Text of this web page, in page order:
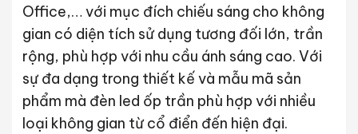
Office,… với mục đích chiếu sáng cho không
gian có diện tích sử dụng tương đối lớn, trần
rộng, phù hợp với nhu cầu ánh sáng cao. Với
sự đa dạng trong thiết kế và mẫu mã sản
phẩm mà đèn led ốp trần phù hợp với nhiều
loại không gian từ cổ điển đến hiện đại.